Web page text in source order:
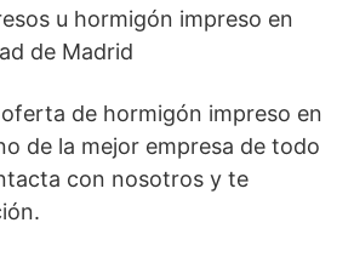
u hormigón impreso en
de Madrid
de hormigón impreso en
de la mejor empresa de todo
con nosotros y te